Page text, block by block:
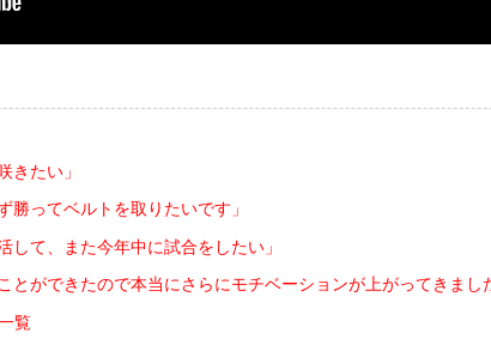
きたい」
勝ってベルトを取りたいです」
て、また今年中に試合をしたい」
とができたので本当にさらにモチベーションが上がってきまし
覧